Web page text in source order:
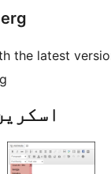
the latest